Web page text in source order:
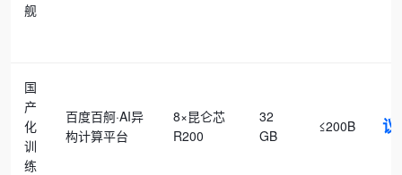
舰
国
产
化
训
练
百度百舸·AI异
构计算平台
8×昆仑芯
R200
32
GB
≤200B